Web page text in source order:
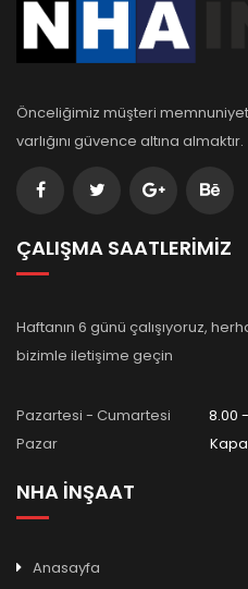
Önceliğimiz müşteri
varlığını güvence altına almaktır.
ÇALIŞMA SAATLERİMİZ
Haftanın 6 günü çalışıyoruz,
bizimle iletişime geçin
Pazartesi - Cumartesi
8.00
Pazar
NHA İNŞAAT
Anasayfa